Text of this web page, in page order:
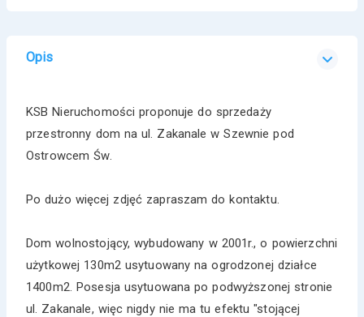
Opis
KSB Nieruchomości proponuje do sprzedaży
przestronny dom na ul. Zakanale w Szewnie pod
Ostrowcem Św.
Po dużo więcej zdjęć zapraszam do kontaktu.
Dom wolnostojący, wybudowany w 2001r., o powierzchni
użytkowej 130m2 usytuowany na ogrodzonej działce
1400m2. Posesja usytuowana po podwyższonej stronie
ul. Zakanale, więc nigdy nie ma tu efektu "stojącej